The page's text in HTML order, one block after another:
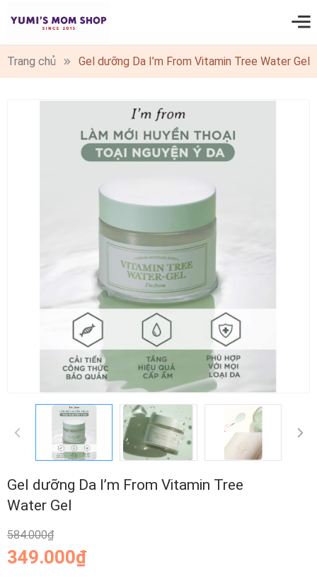
0
Trang chủ Gel dưỡng Da I’m From Vitamin Tree Water Gel
Gel dưỡng Da I’m From Vitamin Tree
Water Gel
584.000₫
349.000₫